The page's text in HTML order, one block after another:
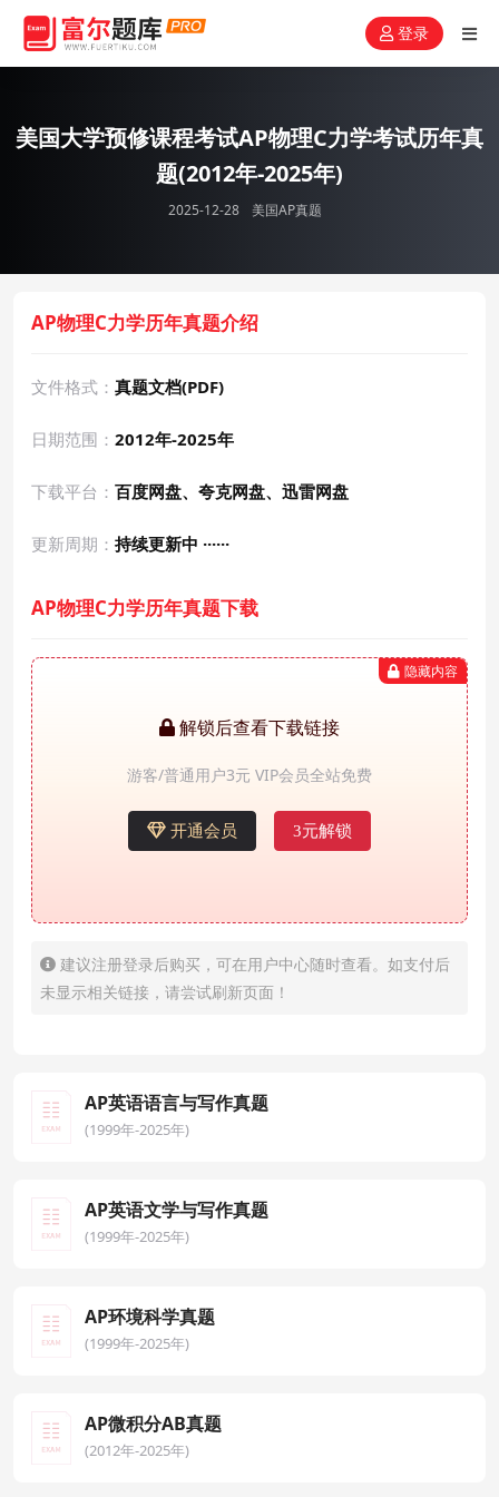
登录
美国大学预修课程考试AP物理C力学考试历年真
题(2012年-2025年)
2025-12-28 美国AP真题
AP物理C力学历年真题介绍
文件格式： 真题文档(PDF)
日期范围： 2012年-2025年
下载平台： 百度网盘、夸克网盘、迅雷网盘
更新周期： 持续更新中 ······
AP物理C力学历年真题下载
隐藏内容
解锁后查看下载链接
游客/普通用户3元 VIP会员全站免费
开通会员 3元解锁
建议注册登录后购买，可在用户中心随时查看。如支付后
未显示相关链接，请尝试刷新页面！
AP英语语言与写作真题
(1999年-2025年)
AP英语文学与写作真题
(1999年-2025年)
AP环境科学真题
(1999年-2025年)
AP微积分AB真题
(2012年-2025年)